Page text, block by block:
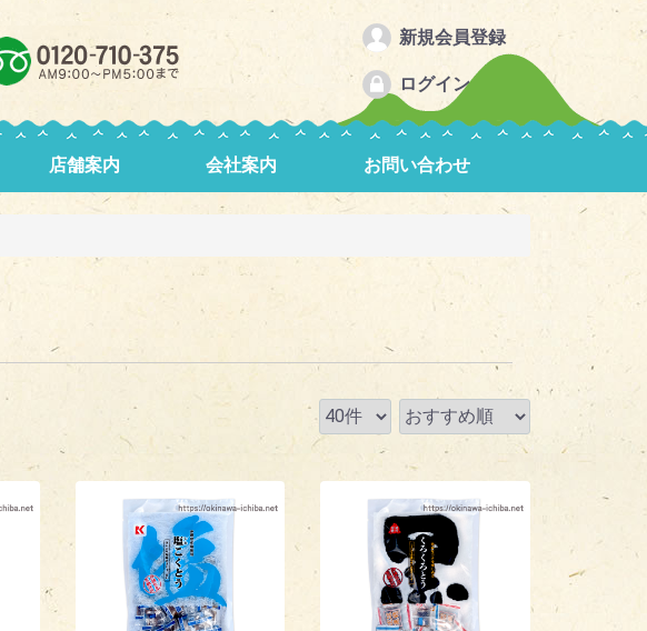
新規会員登録
ログイン
店舗案内 会社案内 お問い合わせ